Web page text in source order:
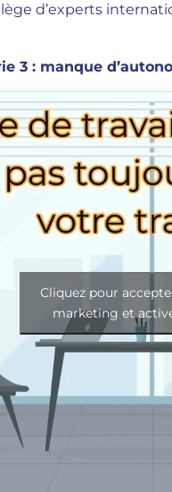
d’experts
3 : manque
Cliquez pour
marketing et